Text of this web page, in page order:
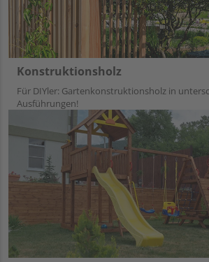
Konstruktionsholz
Für DIYler: Gartenkonstruktionsholz in
Ausführungen!